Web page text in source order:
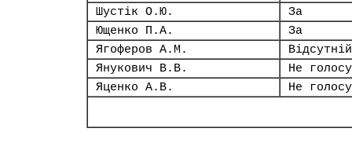
Шустік О.Ю.
За
Ющенко П.А.
За
Ягоферов А.М.
Відсутній
Янукович В.В.
Не
Яценко А.В.
Не